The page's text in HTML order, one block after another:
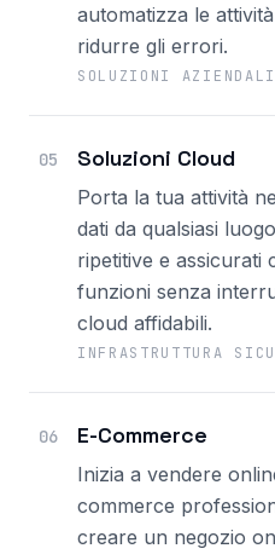
automatizza le
ridurre gli errori.
SOLUZIONI
05 Soluzioni Cloud
Porta la tua attività
dati da qualsiasi
ripetitive e assicurati
funzioni senza
cloud affidabili.
INFRASTRUTTURA
06 E-Commerce
Inizia a vendere
commerce
creare un negozio